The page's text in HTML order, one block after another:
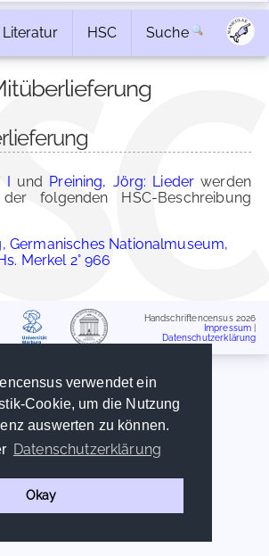
verwendet ein
Cookie, um die Nutzung
auswerten zu können.
Datenschutzerklärung
Okay
Literatur HSC Suche
I und Preining, Jörg: Lieder werden
folgenden HSC-Beschreibung
Germanisches Nationalmuseum,
Merkel 2° 966
Handschriftencensus 2026
Impressum
Datenschutzerklärung